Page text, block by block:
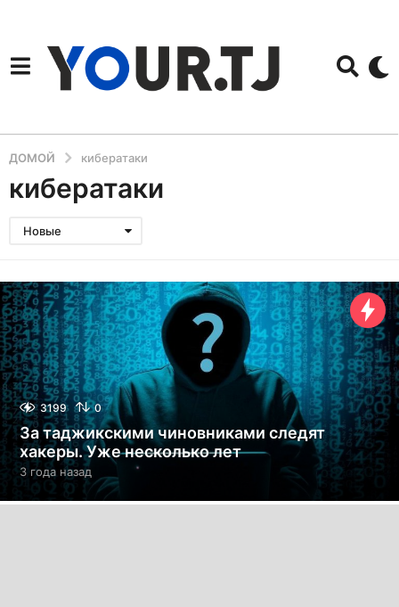
ДОМОЙ кибератаки
кибератаки
Новые
3199 0
За таджикскими чиновниками следят
хакеры. Уже несколько лет
3 года назад
г
о